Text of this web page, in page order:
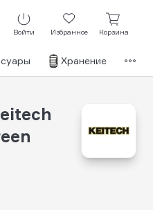
Войти Избранное Корзина
Хранение